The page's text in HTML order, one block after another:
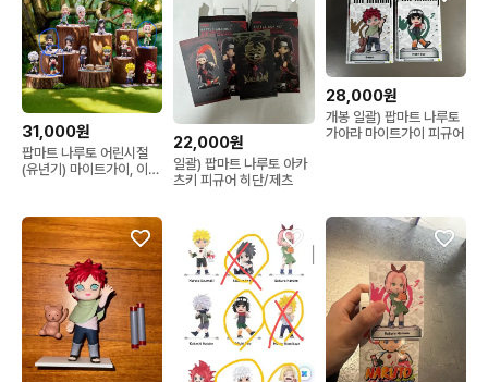
31,000원
팝마트 나루토 어린시절
(유년기) 마이트가이, 이타
22,000원
일괄) 팝마트 나루토 아카
츠키 피규어 히단/제츠
28,000원
개봉 일괄) 팝마트 나루토
가아라 마이트가이 피규어